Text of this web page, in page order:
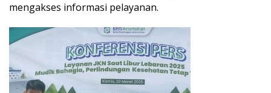
mengakses informasi pelayanan.